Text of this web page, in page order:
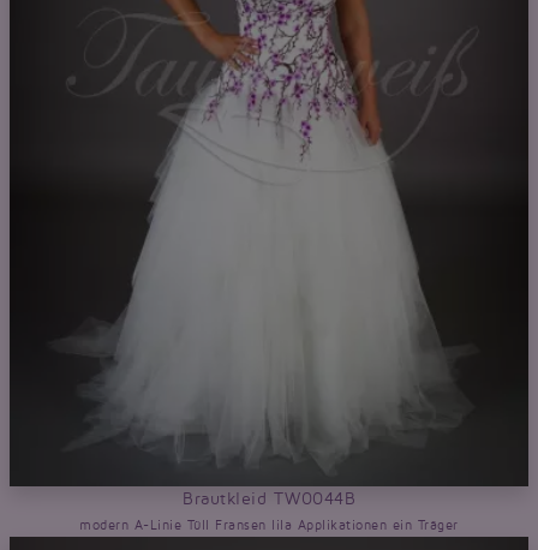
Brautkleid TW0044B
modern A-Linie Tüll Fransen lila Applikationen ein Träger